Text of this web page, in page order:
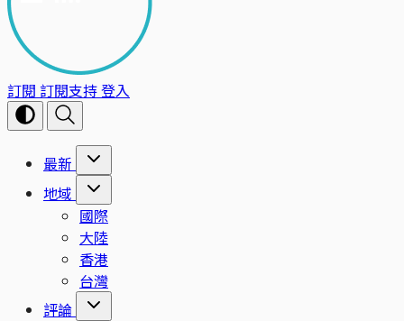
訂閱 訂閱支持登入
最新
地域
國際
大陸
香港
台灣
評論